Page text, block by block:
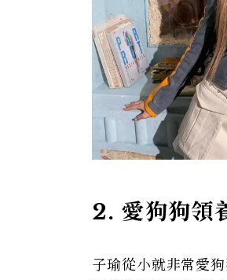
2. 愛狗狗領
子瑜從小就非常愛